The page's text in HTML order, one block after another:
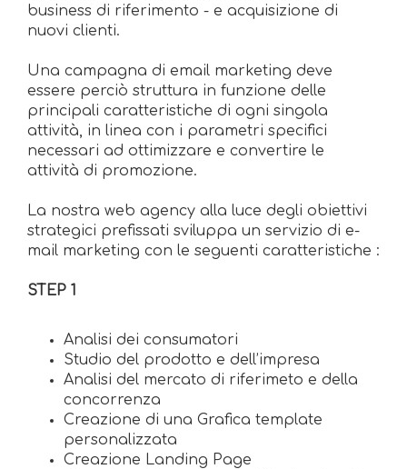
business di riferimento - e acquisizione di
nuovi clienti.
Una campagna di email marketing deve
essere perciò struttura in funzione delle
principali caratteristiche di ogni singola
attività, in linea con i parametri specifici
necessari ad ottimizzare e convertire le
attività di promozione.
La nostra web agency alla luce degli obiettivi
strategici prefissati sviluppa un servizio di e-
mail marketing con le seguenti caratteristiche :
STEP 1
Analisi dei consumatori
Studio del prodotto e dell’impresa
Analisi del mercato di riferimeto e della
concorrenza
Creazione di una Grafica template
personalizzata
Creazione Landing Page